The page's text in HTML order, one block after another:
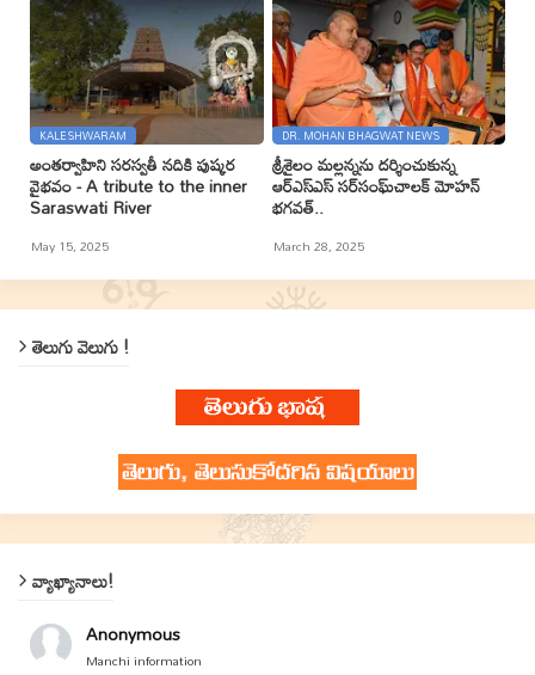
KALESHWARAM
అంతర్వాహిని సరస్వతీ నదికి పుష్కర
వైభవం - A tribute to the inner
Saraswati River
May 15, 2025
DR. MOHAN BHAGWAT NEWS
శ్రీశైలం మల్లన్నను దర్శించుకున్న
ఆర్ఎస్ఎస్ సర్‌సంఘ్‌చాలక్ మోహన్
భగవత్..
March 28, 2025
తెలుగు వెలుగు !
వ్యాఖ్యానాలు!
Anonymous
Manchi information